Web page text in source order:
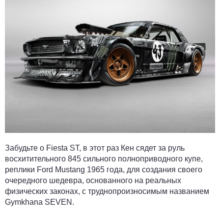
Забудьте о Fiesta ST, в этот раз Кен сядет за руль
восхитительного 845 сильного полноприводного купе,
реплики Ford Mustang 1965 года, для создания своего
очередного шедевра, основанного на реальных
физических законах, с труднопроизносимым названием
Gymkhana SEVEN.